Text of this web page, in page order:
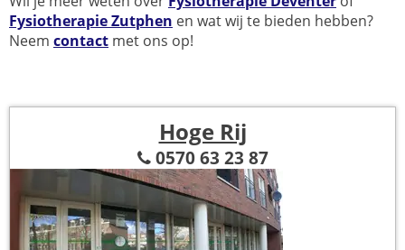
Fysiotherapie Zutphen en wat wij te bieden hebben?
Neem contact met ons op!
Hoge Rij
0570 63 23 87